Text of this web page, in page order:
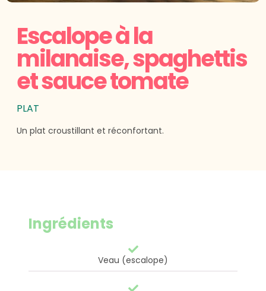
Escalope à la
milanaise, spaghettis
et sauce tomate
PLAT
Un plat croustillant et réconfortant.
Ingrédients
Veau (escalope)